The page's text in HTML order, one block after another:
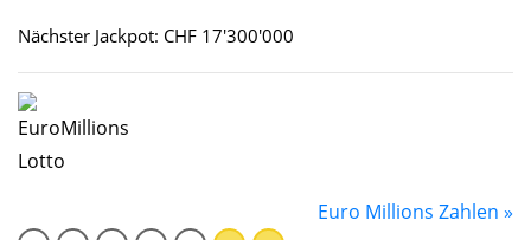
Nächster Jackpot: CHF 17'300'000
Euro Millions Zahlen »